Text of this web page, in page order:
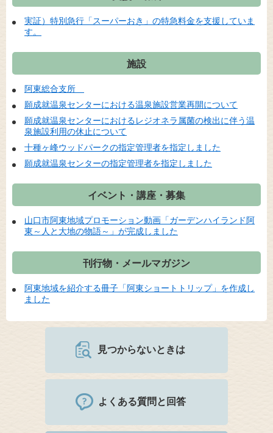
実証）特別急行「スーパーおき」の特急料金を支援していま
す。
施設
阿東総合支所
願成就温泉センターにおける温泉施設営業再開について
願成就温泉センターにおけるレジオネラ属菌の検出に伴う温
泉施設利用の休止について
十種ヶ峰ウッドパークの指定管理者を指定しました
願成就温泉センターの指定管理者を指定しました
イベント・講座・募集
山口市阿東地域プロモーション動画「ガーデンハイランド阿
東～人と大地の物語～」が完成しました
刊行物・メールマガジン
阿東地域を紹介する冊子「阿東ショートトリップ」を作成し
ました
見つからないときは
よくある質問と回答